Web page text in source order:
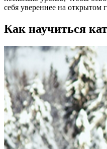
себя увереннее на открытом
Как научиться